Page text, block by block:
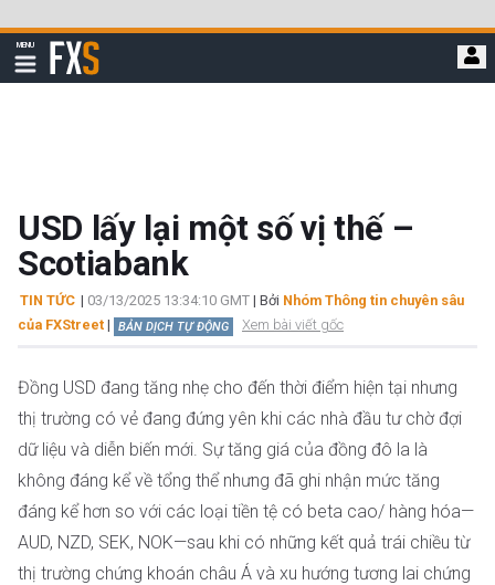
qua
đi
MENU
Hiển
thị
FXStreet
USD lấy lại một số vị thế –
Scotiabank
TIN TỨC | 03/13/2025 13:34:10 GMT | Bởi Nhóm Thông tin chuyên sâu
của FXStreet | BẢN DỊCH TỰ ĐỘNG Xem bài viết gốc
Đồng USD đang tăng nhẹ cho đến thời điểm hiện tại nhưng
thị trường có vẻ đang đứng yên khi các nhà đầu tư chờ đợi
dữ liệu và diễn biến mới. Sự tăng giá của đồng đô la là
không đáng kể về tổng thể nhưng đã ghi nhận mức tăng
đáng kể hơn so với các loại tiền tệ có beta cao/ hàng hóa—
AUD, NZD, SEK, NOK—sau khi có những kết quả trái chiều từ
thị trường chứng khoán châu Á và xu hướng tương lai chứng